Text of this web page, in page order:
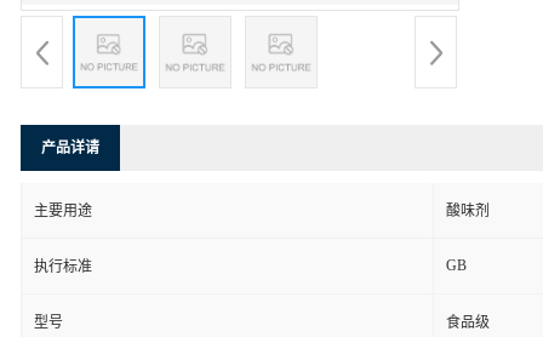
产品详请
主要用途 酸味剂
执行标准 GB
型号 食品级